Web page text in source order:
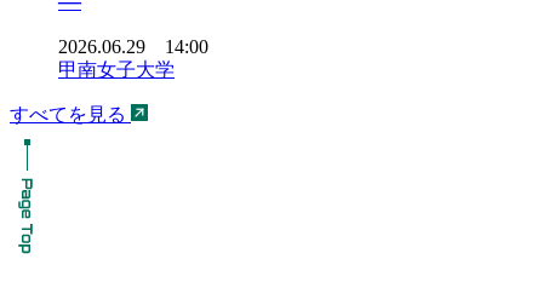
2026.06.29 14:00
甲南女子大学
すべてを見る